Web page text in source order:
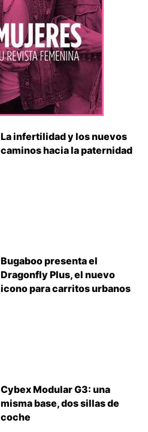
La infertilidad y los nuevos
caminos hacia la paternidad
Bugaboo presenta el
Dragonfly Plus, el nuevo
icono para carritos urbanos
Cybex Modular G3: una
misma base, dos sillas de
coche